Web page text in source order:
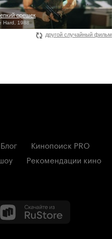
орешек
Hard, 1988
другой случайный фильм
Блог
Кинопоиск PRO
Рекомендации кино